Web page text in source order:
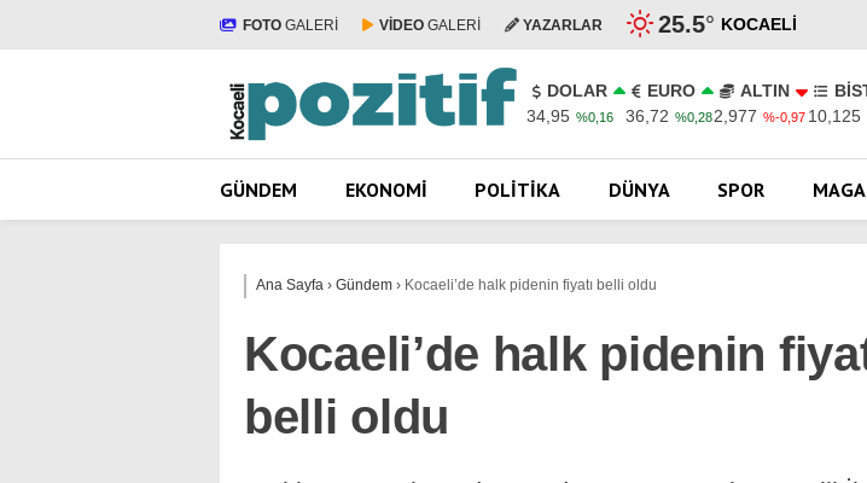
FOTO GALERİ VİDEO GALERİ YAZARLAR 25.5° KOCAELI
DOLAR
34,95 %0,16
EURO
36,72 %0,28
ALTIN
2,977 %-0,97 10,125
GÜNDEM EKONOMI POLITIKA DÜNYA SPOR
Ana Sayfa › Gündem › Kocaeli’de halk pidenin fiyatı belli oldu
Kocaeli’de halk pidenin
belli oldu